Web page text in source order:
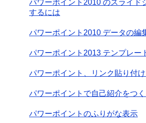
パワーポイント2010 のスライド
するには
パワーポイント2010 データの編
パワーポイント2013 テンプレー
パワーポイント、リンク貼り付
パワーポイントで自己紹介をつく
パワーポイントのふりがな表示